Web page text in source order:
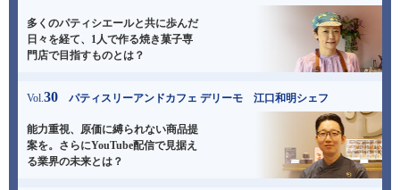
多くのパティシエールと共に歩んだ
日々を経て、 1人で作る焼き菓子専
門店で目指すものとは？
Vol.30 パティスリーアンドカフェ デリーモ 江口和明シェフ
能力重視、原価に縛られない商品提
案を。 さらにYouTube配信で見据え
る業界の未来とは？